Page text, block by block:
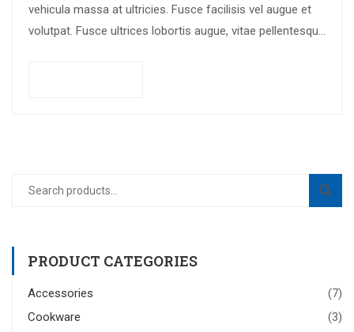
vehicula massa at ultricies. Fusce facilisis vel augue et
volutpat. Fusce ultrices lobortis augue, vitae pellentesque
PRODUCT CATEGORIES
Accessories
(7)
Cookware
(3)